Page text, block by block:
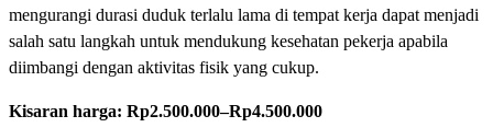
mengurangi durasi duduk terlalu lama di tempat kerja dapat menjadi
salah satu langkah untuk mendukung kesehatan pekerja apabila
diimbangi dengan aktivitas fisik yang cukup.
Kisaran harga: Rp2.500.000–Rp4.500.000